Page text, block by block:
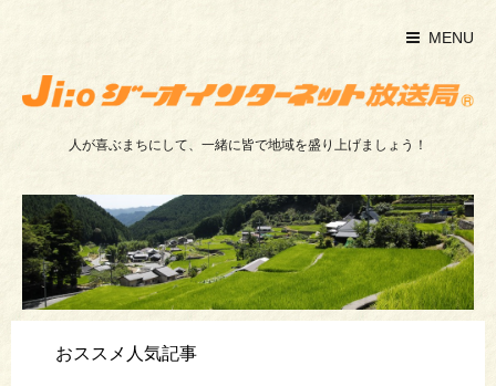
MENU
人が喜ぶまちにして、一緒に皆で地域を盛り上げましょう！
おススメ人気記事